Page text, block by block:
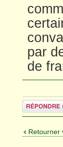
par
de
Répondre
Retourner